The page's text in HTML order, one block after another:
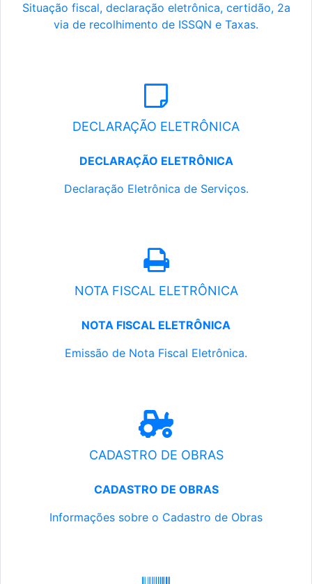
Situação fiscal, declaração eletrônica, certidão, 2a
via de recolhimento de ISSQN e Taxas.
DECLARAÇÃO ELETRÔNICA
DECLARAÇÃO ELETRÔNICA
Declaração Eletrônica de Serviços.
NOTA FISCAL ELETRÔNICA
NOTA FISCAL ELETRÔNICA
Emissão de Nota Fiscal Eletrônica.
CADASTRO DE OBRAS
CADASTRO DE OBRAS
Informações sobre o Cadastro de Obras